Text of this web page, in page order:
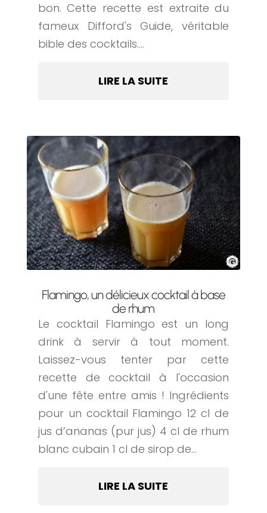
bon. Cette recette est extraite du
fameux Difford's Guide, véritable
bible des cocktails....
LIRE LA SUITE
Flamingo, un délicieux cocktail à base
de rhum
Le cocktail Flamingo est un long
drink à servir à tout moment.
Laissez-vous tenter par cette
recette de cocktail à l'occasion
d'une fête entre amis ! Ingrédients
pour un cocktail Flamingo 12 cl de
jus d’ananas (pur jus) 4 cl de rhum
blanc cubain 1 cl de sirop de...
LIRE LA SUITE